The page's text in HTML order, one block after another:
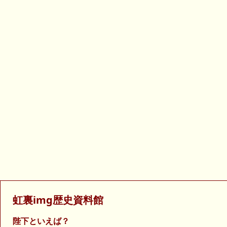
虹裏img歴史資料館
陛下といえば？